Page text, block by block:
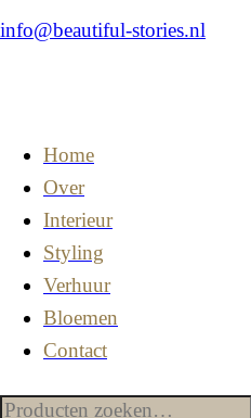
info@beautiful-stories.nl
Home
Over
Interieur
Styling
Verhuur
Bloemen
Contact